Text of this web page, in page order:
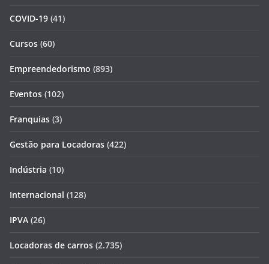
COVID-19 (41)
Cursos (60)
Empreendedorismo (893)
Eventos (102)
Franquias (3)
Gestão para Locadoras (422)
Indústria (10)
Internacional (128)
IPVA (26)
Locadoras de carros (2.735)